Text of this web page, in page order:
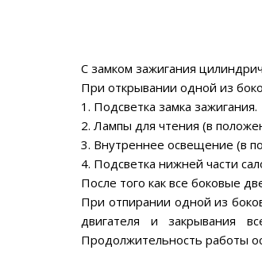
С замком зажигания
При открывании одной из
1. Подсветка замка зажигания.
2. Лампы для чтения (в
3. Внутреннее освещение (в
4. Подсветка нижней части
После того как все боковые
При отпирании одной из
двигателя и закрывания
Продолжительность работы